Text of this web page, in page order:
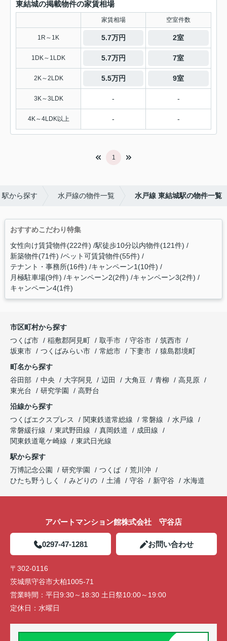
東結城の掲載物件の家賃相場
家賃相場 空室件数
1R～1K 5.7万円 2室
1DK～1LDK 5.7万円 7室
2K～2LDK 5.5万円 9室
3K～3LDK - -
4K～4LDK以上 - -
1
駅から探す 水戸線の物件一覧 水戸線 東結城駅の物件一覧
おすすめこだわり特集
女性向け賃貸物件(222件) 駅徒歩10分以内物件(121件)
新築物件(71件) ペット可賃貸物件(55件)
テナント・事務所(16件) キャンペーン1(10件)
月極駐車場(9件) キャンペーン2(2件) キャンペーン3(2件)
キャンペーン4(1件)
市区町村から探す
つくば市
稲敷郡阿見町 取手市 守谷市
筑西市
坂東市
つくばみらい市 常総市 下妻市
猿島郡境町
町名から探す
谷田部
中央 大字阿見 辺田 大角豆 青柳
高見原
東光台
研究学園
高野台
沿線から探す
つくばエクスプレス
関東鉄道常総線 常磐線
水戸線
常磐緩行線
東武野田線 真岡鉄道
成田線
関東鉄道竜ケ崎線
東武日光線
駅から探す
万博記念公園
研究学園 つくば
荒川沖
ひたち野うしく
みどりの 土浦 守谷 新守谷 水海道
アパートマンション館株式会社 守谷店
0297-47-1281 お問い合わせ
〒302-0116
茨城県守谷市大柏1005-71
営業時間： 平日9:30～18:30 土日祭10:00～19:00
定休日： 水曜日